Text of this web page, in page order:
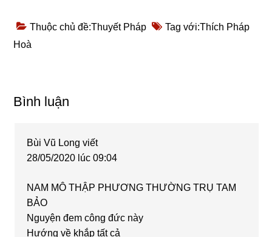
Thuộc chủ đề:Thuyết Pháp Tag với:Thích Pháp
Hoà
Reader
Bình luận
Bùi Vũ Long viết
28/05/2020 lúc 09:04
NAM MÔ THẬP PHƯƠNG THƯỜNG TRỤ TAM
BẢO
Nguyện đem công đức này
Hướng về khắp tất cả